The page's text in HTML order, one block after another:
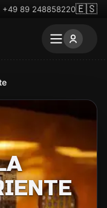
+49 89 248858220🇪🇸